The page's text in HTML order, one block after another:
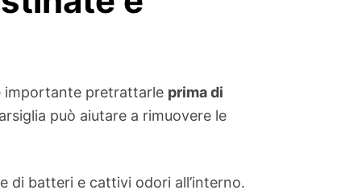
importante pretrattarle prima di
può aiutare a rimuovere le
di batteri e cattivi odori all’interno.